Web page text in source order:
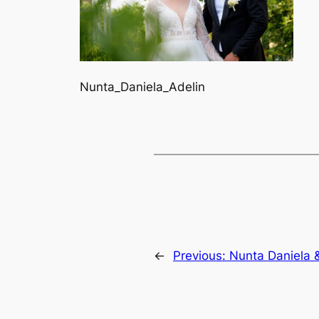
Nunta_Daniela_Adelin
← Previous: Nunta Daniela